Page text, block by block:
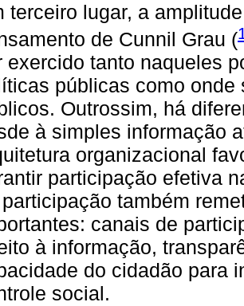
terceiro lugar, a
de Cunnil Grau (
exercido tanto naqueles
públicas como
Outrossim, há
à simples informação
organizacional
participação efetiva
também
canais de
à informação,
do cidadão para
social.